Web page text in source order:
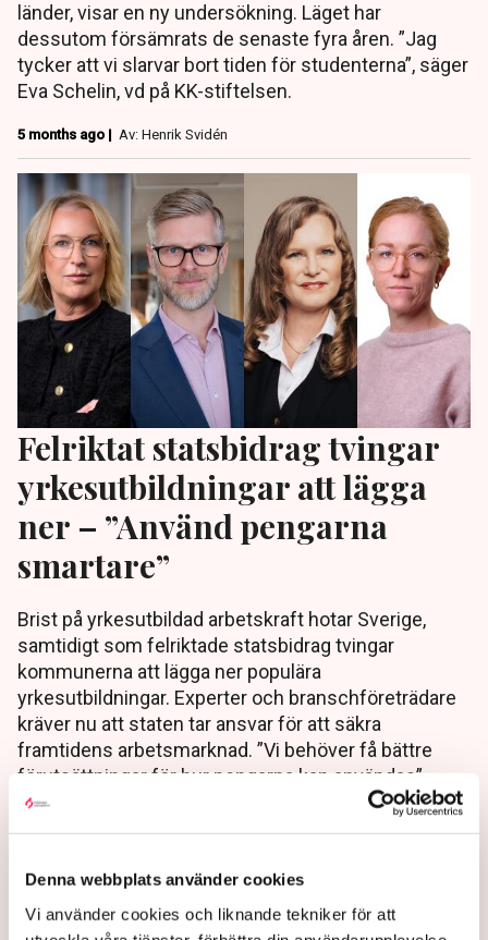
Denna webbplats använder cookies
Vi använder cookies och liknande tekniker för att
länder, visar en ny undersökning. Läget har
dessutom försämrats de senaste fyra åren. ”Jag
tycker att vi slarvar bort tiden för studenterna”, säger
Eva Schelin, vd på KK-stiftelsen.
5 months ago | Av: Henrik Svidén
Felriktat statsbidrag tvingar
yrkesutbildningar att lägga
ner – ”Använd pengarna
smartare”
Brist på yrkesutbildad arbetskraft hotar Sverige,
samtidigt som felriktade statsbidrag tvingar
kommunerna att lägga ner populära
yrkesutbildningar. Experter och branschföreträdare
kräver nu att staten tar ansvar för att säkra
framtidens arbetsmarknad. ”Vi behöver få bättre
förutsättningar för hur pengarna kan användas”,
säger Marie Egerstad på VIS.